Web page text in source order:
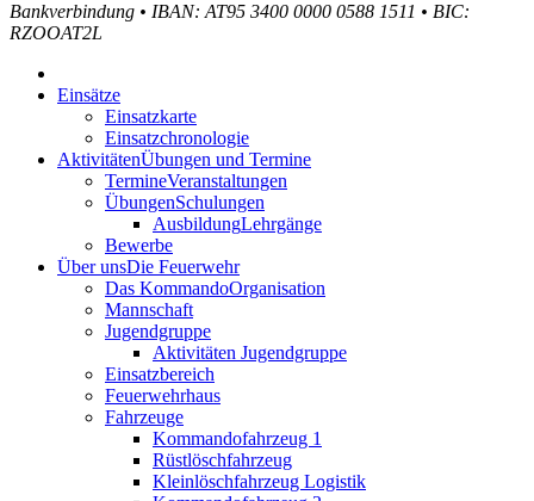
Bankverbindung • IBAN: AT95 3400 0000 0588 1511 • BIC:
RZOOAT2L
Einsätze
Einsatzkarte
Einsatzchronologie
AktivitätenÜbungen und Termine
TermineVeranstaltungen
ÜbungenSchulungen
AusbildungLehrgänge
Bewerbe
Über unsDie Feuerwehr
Das KommandoOrganisation
Mannschaft
Jugendgruppe
Aktivitäten Jugendgruppe
Einsatzbereich
Feuerwehrhaus
Fahrzeuge
Kommandofahrzeug 1
Rüstlöschfahrzeug
Kleinlöschfahrzeug Logistik